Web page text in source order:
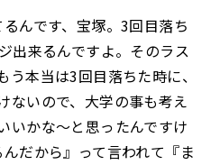
るんです、宝塚。3回目落ち
出来るんですよ。そのラス
う本当は3回目落ちた時に、
ないので、大学の事も考え
いかな～と思ったんですけ
だから』って言われて『ま